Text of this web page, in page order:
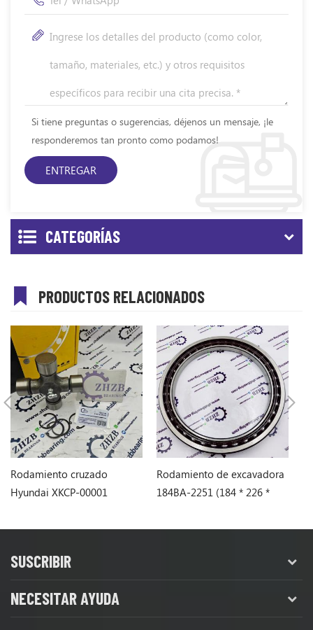
Si tiene preguntas o sugerencias, déjenos un mensaje, ¡le
responderemos tan pronto como podamos!
CATEGORÍAS
PRODUCTOS RELACIONADOS
Rodamiento cruzado
Hyundai XKCP-00001
Rodamiento de excavadora
184BA-2251 (184 * 226 *
SUSCRIBIR
NECESITAR AYUDA